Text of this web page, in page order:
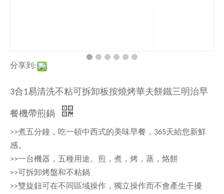
分享到:
3合1易清洗不粘可拆卸板按燒烤華夫餅鐵三明治早
餐機帶煎鍋
>>煮五分鐘，吃一頓中西式的美味早餐，365天給您新鮮
感。
>>一台機器，五種用途。煎，煮，烤，蒸，烙餅
>>可拆卸烤盤和不粘鍋
>>雙旋鈕可在不同區域操作，獨立操作而不會產生干擾